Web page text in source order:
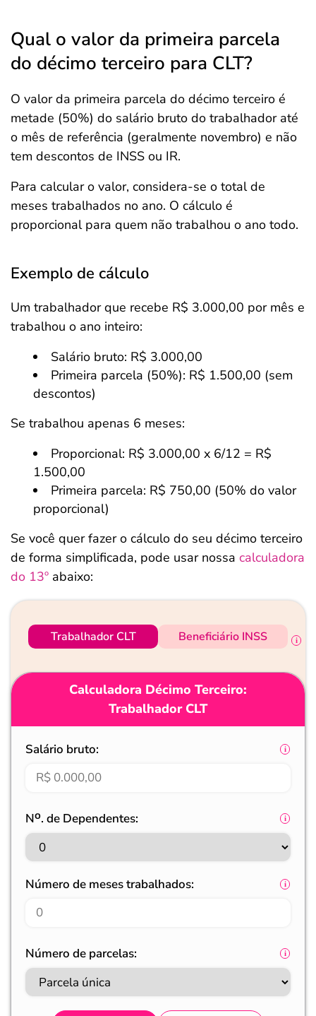
Qual o valor da primeira parcela
do décimo terceiro para CLT?
O valor da primeira parcela do décimo terceiro é
metade (50%) do salário bruto do trabalhador até
o mês de referência (geralmente novembro) e não
tem descontos de INSS ou IR.
Para calcular o valor, considera-se o total de
meses trabalhados no ano. O cálculo é
proporcional para quem não trabalhou o ano todo.
Exemplo de cálculo
Um trabalhador que recebe R$ 3.000,00 por mês e
trabalhou o ano inteiro:
Salário bruto: R$ 3.000,00
Primeira parcela (50%): R$ 1.500,00 (sem
descontos)
Se trabalhou apenas 6 meses:
Proporcional: R$ 3.000,00 x 6/12 = R$
1.500,00
Primeira parcela: R$ 750,00 (50% do valor
proporcional)
Se você quer fazer o cálculo do seu décimo terceiro
de forma simplificada, pode usar nossa calculadora
do 13º abaixo:
Trabalhador CLT Beneficiário INSS
Calculadora Décimo Terceiro:
Trabalhador CLT
Salário bruto:
Nᴼ. de Dependentes:
Número de meses trabalhados:
Número de parcelas: